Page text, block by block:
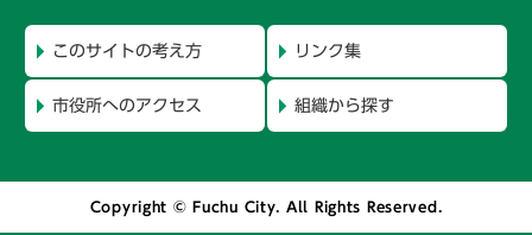
このサイトの考え方 リンク集
市役所へのアクセス 組織から探す
Copyright © Fuchu City. All Rights Reserved.